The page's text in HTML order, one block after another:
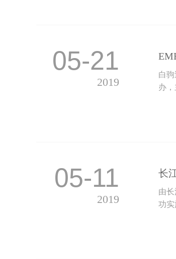
05-21
2019
白
办，
05-11
2019
长
由
功实